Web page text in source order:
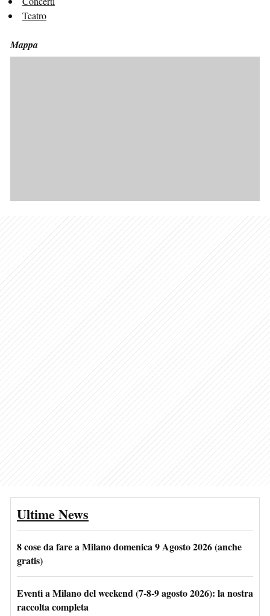
Teatro
Mappa
Ultime News
8 cose da fare a Milano domenica 9 Agosto 2026 (anche
gratis)
Eventi a Milano del weekend (7-8-9 agosto 2026): la nostra
raccolta completa